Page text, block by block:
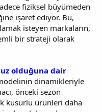
fiziksel büyümeden
işaret ediyor. Bu,
isteyen markaların,
bir strateji olarak
olduğuna dair
dinamikleriyle
önceki sezon
kusurlu ürünleri daha